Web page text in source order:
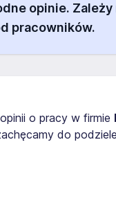
opinie.
pracowników.
o pracy w firmie
do